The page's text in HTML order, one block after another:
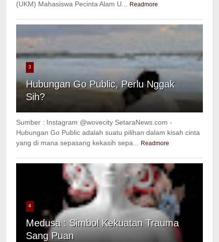
(UKM) Mahasiswa Pecinta Alam U...
Readmore
3
Hubungan Go Public, Perlu Nggak
Sih?
Sumber : Instagram @wovecity SetaraNews.com -
Hubungan Go Public adalah suatu pilihan dalam kisah cinta
yang di mana sepasang kekasih sepa...
Readmore
4
Medusa : Simbol Kekuatan Trauma
Sang Puan